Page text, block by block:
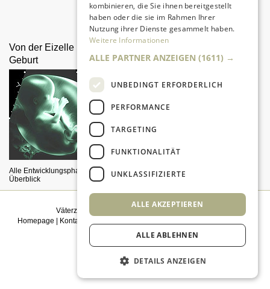
Da sind Kinder mit Begeisterung
dabei.
Von der Eizelle bis zur
Geburt
Alle Entwicklungsphasen im
Überblick
Väterzeit weiterempfehlen
Homepage
Kontakt
Einwilligungsmanagement
kombinieren, die Sie ihnen bereitgestellt
haben oder die sie im Rahmen Ihrer
Nutzung ihrer Dienste gesammelt haben.
Weitere Informationen
ALLE PARTNER ANZEIGEN (1611) →
UNBEDINGT ERFORDERLICH
PERFORMANCE
TARGETING
FUNKTIONALITÄT
UNKLASSIFIZIERTE
ALLE AKZEPTIEREN
ALLE ABLEHNEN
DETAILS ANZEIGEN